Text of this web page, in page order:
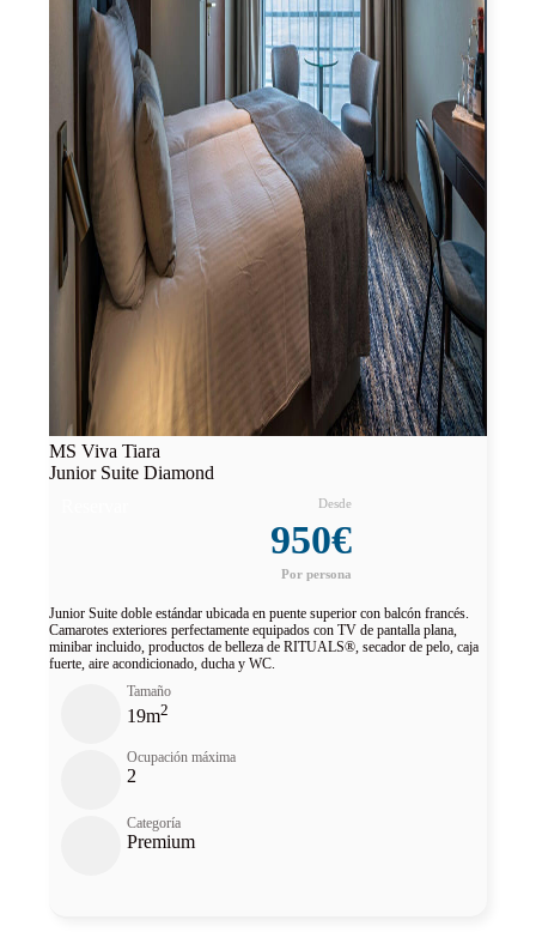
MS Viva Tiara
Junior Suite Diamond
950€
Junior Suite doble estándar ubicada en puente superior con balcón francés.
Camarotes exteriores perfectamente equipados con TV de pantalla plana,
minibar incluido, productos de belleza de RITUALS®, secador de pelo, caja
fuerte, aire acondicionado, ducha y WC.
Tamaño
19m2
Ocupación máxima
2
Categoría
Premium